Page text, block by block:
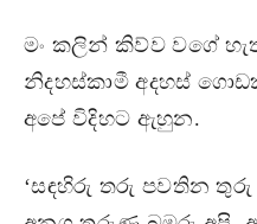
මං කලින් කිව්ව වගේ
නිදහස්කාමී අදහස්
අපේ විදිහට ඇහුන.
‘සඳහිරු තරු පවතින තුරු